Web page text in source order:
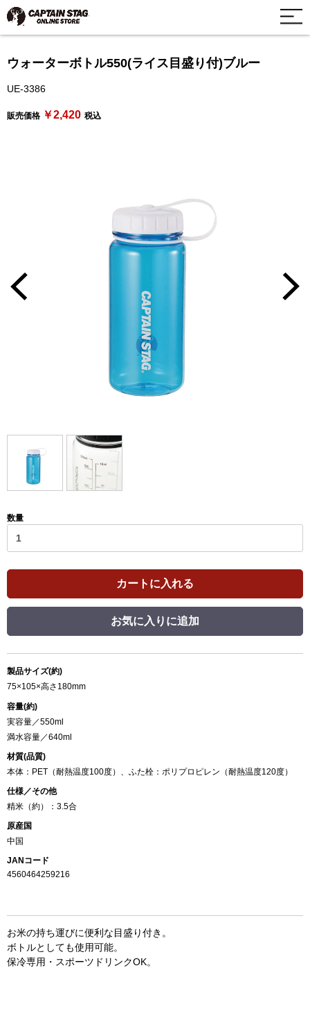
ウォーターボトル550(ライス目盛り付)ブルー
UE-3386
販売価格 ￥2,420 税込
数量
カートに入れる
お気に入りに追加
製品サイズ(約)
75×105×高さ180mm
容量(約)
実容量／550ml
満水容量／640ml
材質(品質)
本体：PET（耐熱温度100度）、ふた栓：ポリプロピレン（耐熱温度120度）
仕様／その他
精米（約）：3.5合
原産国
中国
JANコード
4560464259216
お米の持ち運びに便利な目盛り付き。
ボトルとしても使用可能。
保冷専用・スポーツドリンクOK。